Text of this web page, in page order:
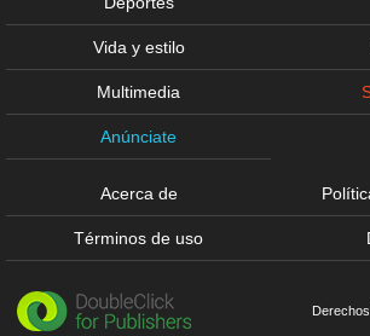
Vida y estilo
Multimedia
Anúnciate
Acerca de
Términos de uso